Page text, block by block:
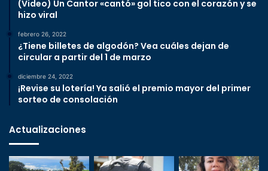
(Video) Un Cantor «cantó» gol tico con el corazón y se
hizo viral
febrero 26, 2022
¿Tiene billetes de algodón? Vea cuáles dejan de
circular a partir del 1 de marzo
diciembre 24, 2022
¡Revise su lotería! Ya salió el premio mayor del primer
sorteo de consolación
Actualizaciones